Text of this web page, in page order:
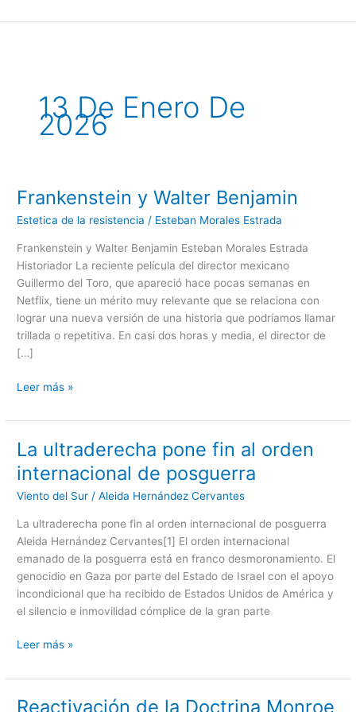
al
13 De Enero De
2026
Frankenstein y Walter Benjamin
Estetica de la resistencia / Esteban Morales Estrada
Frankenstein y Walter Benjamin Esteban Morales Estrada
Historiador La reciente película del director mexicano
Guillermo del Toro, que apareció hace pocas semanas en
Netflix, tiene un mérito muy relevante que se relaciona con
lograr una nueva versión de una historia que podríamos llamar
trillada o repetitiva. En casi dos horas y media, el director de
[…]
Frankenstein
Walter
Benjamin
Leer más »
La ultraderecha pone fin al orden
internacional de posguerra
Viento del Sur /Aleida Hernández Cervantes
La ultraderecha pone fin al orden internacional de posguerra
Aleida Hernández Cervantes[1] El orden internacional
emanado de la posguerra está en franco desmoronamiento. El
genocidio en Gaza por parte del Estado de Israel con el apoyo
incondicional que ha recibido de Estados Unidos de América y
el silencio e inmovilidad cómplice de la gran parte
La
ultraderecha
pone
fin
posguerra
Leer más »
Reactivación de la Doctrina Monroe
Reactivación